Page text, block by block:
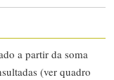
a partir da soma
(ver quadro